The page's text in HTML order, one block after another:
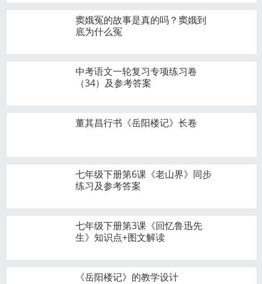
窦娥冤的故事是真的吗？窦娥到
底为什么冤
中考语文一轮复习专项练习卷
（34）及参考答案
董其昌行书《岳阳楼记》长卷
七年级下册第6课《老山界》同步
练习及参考答案
七年级下册第3课《回忆鲁迅先
生》知识点+图文解读
《岳阳楼记》的教学设计